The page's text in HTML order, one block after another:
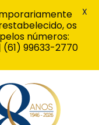
os
números:
(61) 99633-2770
X